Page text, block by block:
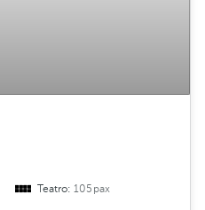
Teatro:105pax